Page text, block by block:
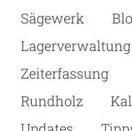
Sägewerk
Lagerverwaltung
Zeiterfassung
Rundholz